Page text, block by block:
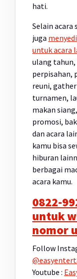
hati.
Selain
juga
untuk acara
ulang tahun,
perpisahan,
reuni,
turnamen,
makan
promosi,
dan acara
kamu bisa
hiburan
berbagai
acara kamu.
0822-
untuk
nomor
Follow
Youtube :